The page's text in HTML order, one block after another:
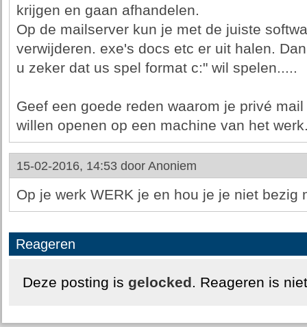
krijgen en gaan afhandelen.
Op de mailserver kun je met de juiste
verwijderen. exe's docs etc er uit halen.
u zeker dat us spel format c:" wil spelen.....
Geef een goede reden waarom je privé
willen openen op een machine van het
15-02-2016, 14:53 door Anoniem
Op je werk WERK je en hou je je niet bezig
Reageren
Deze posting is gelocked. Reageren is